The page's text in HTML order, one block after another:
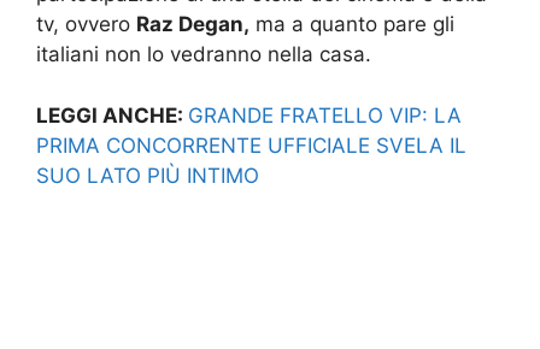
tv, ovvero Raz Degan, ma a quanto pare gli
italiani non lo vedranno nella casa.
LEGGI ANCHE: GRANDE FRATELLO VIP: LA
PRIMA CONCORRENTE UFFICIALE SVELA IL
SUO LATO PIÙ INTIMO